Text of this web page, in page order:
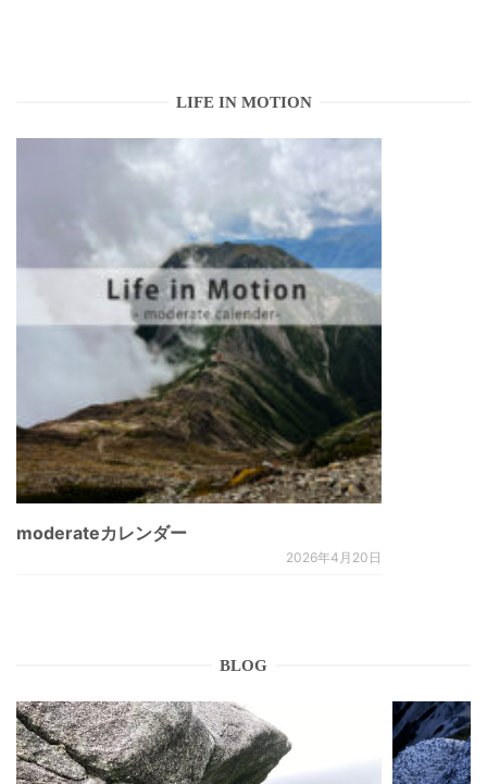
LIFE IN MOTION
moderateカレンダー
2026年4月20日
BLOG